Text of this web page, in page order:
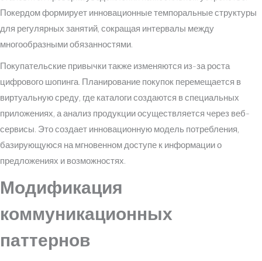
Покердом формирует инновационные темпоральные структуры
для регулярных занятий, сокращая интервалы между
многообразными обязанностями.
Покупательские привычки также изменяются из-за роста
цифрового шопинга. Планирование покупок перемещается в
виртуальную среду, где каталоги создаются в специальных
приложениях, а анализ продукции осуществляется через веб-
сервисы. Это создает инновационную модель потребления,
базирующуюся на мгновенном доступе к информации о
предложениях и возможностях.
Модификация
коммуникационных
паттернов